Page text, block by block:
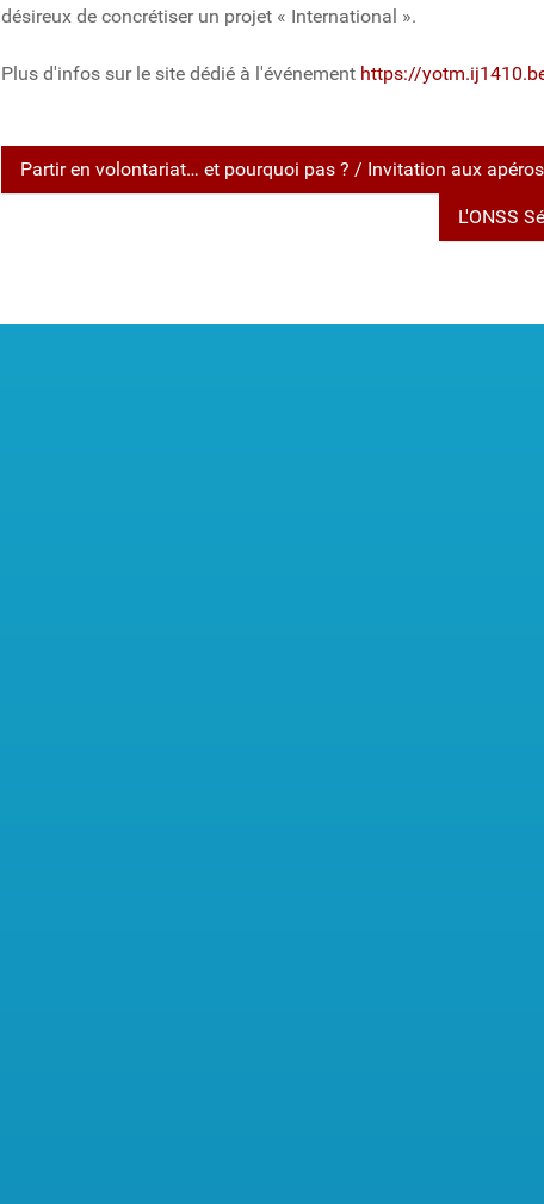
désireux de concrétiser un projet « International ».
Plus d'infos sur le site dédié à l'événement https://
Partir en volontariat… et pourquoi pas ? / Invitation aux
L'ONSS